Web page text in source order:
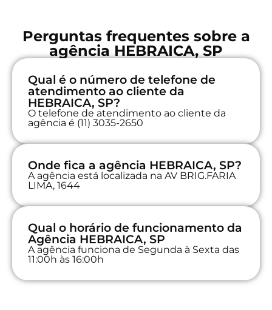
Perguntas frequentes sobre a
agência HEBRAICA, SP
Qual é o número de telefone de
atendimento ao cliente da
HEBRAICA, SP?
O telefone de atendimento ao cliente da
agência é (11) 3035-2650
Onde fica a agência HEBRAICA, SP?
A agência está localizada na AV BRIG.FARIA
LIMA, 1644
Qual o horário de funcionamento da
Agência HEBRAICA, SP
A agência funciona de Segunda à Sexta das
11:00h às 16:00h